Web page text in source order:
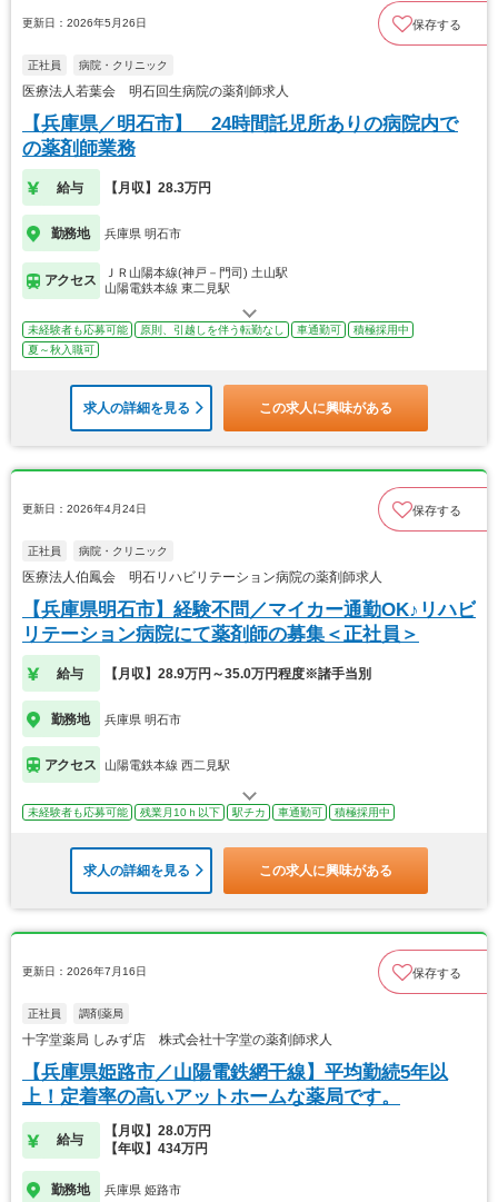
更新日：2026年5月26日 保存する
正社員 病院・クリニック
医療法人若葉会 明石回生病院の薬剤師求人
【兵庫県／明石市】 24時間託児所ありの病院内で
の薬剤師業務
給与 【月収】28.3万円
勤務地 兵庫県 明石市
アクセス
ＪＲ山陽本線(神戸－門司) 土山駅
山陽電鉄本線 東二見駅
未経験者も応募可能 原則、引越しを伴う転勤なし 車通勤可
積極採用中
夏～秋入職可
求人の詳細を見る この求人に興味がある
更新日：2026年4月24日 保存する
正社員 病院・クリニック
医療法人伯鳳会 明石リハビリテーション病院の薬剤師求人
【兵庫県明石市】経験不問／マイカー通勤OK♪リハビ
リテーション病院にて薬剤師の募集＜正社員＞
給与 【月収】28.9万円～35.0万円程度※諸手当別
勤務地 兵庫県 明石市
アクセス 山陽電鉄本線 西二見駅
未経験者も応募可能 残業月10ｈ以下 駅チカ 車通勤可 積極採用中
求人の詳細を見る この求人に興味がある
更新日：2026年7月16日 保存する
正社員 調剤薬局
十字堂薬局 しみず店 株式会社十字堂の薬剤師求人
【兵庫県姫路市／山陽電鉄網干線】平均勤続5年以
上！定着率の高いアットホームな薬局です。
給与
【月収】28.0万円
【年収】434万円
勤務地 兵庫県 姫路市